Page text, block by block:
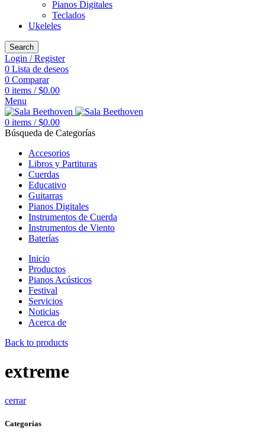
Pianos Digitales
Teclados
Ukeleles
Search
Login / Register
0 Lista de deseos
0 Comparar
0 items / $0.00
Menu
0 items / $0.00
Búsqueda de Categorías
Accesorios
Libros y Partituras
Cuerdas
Educativo
Guitarras
Pianos Digitales
Instrumentos de Cuerda
Instrumentos de Viento
Baterías
Inicio
Productos
Pianos Acústicos
Festival
Servicios
Noticias
Acerca de
Back to products
extreme
cerrar
Categorías